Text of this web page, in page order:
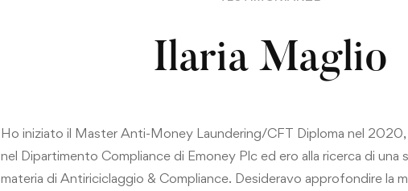
Ilaria Maglio
Ho iniziato il Master Anti-Money Laundering/CFT Diploma nel 2020,
nel Dipartimento Compliance di Emoney Plc ed ero alla ricerca di una
materia di Antiriciclaggio & Compliance. Desideravo approfondire la